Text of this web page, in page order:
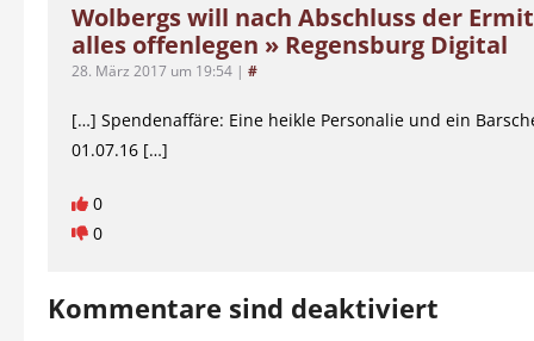
Wolbergs will nach Abschluss der
alles offenlegen » Regensburg Digital
28. März 2017 um 19:54 | #
[…] Spendenaffäre: Eine heikle Personalie und ein
01.07.16 […]
0
0
Kommentare sind deaktiviert